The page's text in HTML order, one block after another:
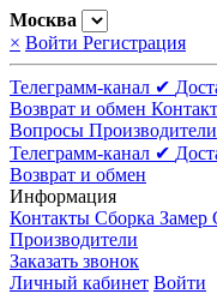
Москва
× Войти Регистрация
Телеграмм-канал ✔
Возврат и обмен
Вопросы Производители
Телеграмм-канал ✔
Возврат и обмен
Информация
Контакты Сборка Замер
Производители
Заказать звонок
Личный кабинет Войти